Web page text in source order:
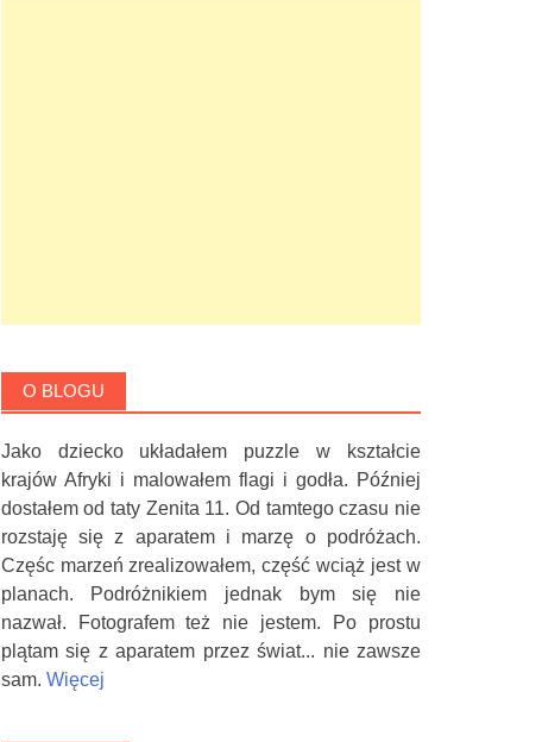
O BLOGU
Jako dziecko układałem puzzle w kształcie
krajów Afryki i malowałem flagi i godła. Później
dostałem od taty Zenita 11. Od tamtego czasu nie
rozstaję się z aparatem i marzę o podróżach.
Częśc marzeń zrealizowałem, część wciąż jest w
planach. Podróżnikiem jednak bym się nie
nazwał. Fotografem też nie jestem. Po prostu
plątam się z aparatem przez świat... nie zawsze
sam. Więcej